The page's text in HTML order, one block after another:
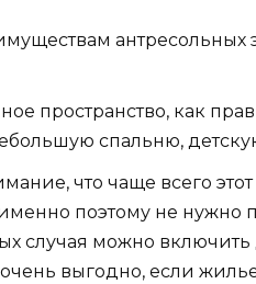
антресольных
пространство, как
спальню,
что чаще всего
поэтому не нужно
случая можно
выгодно, если